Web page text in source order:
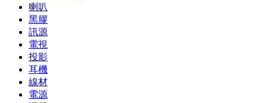
喇叭
黑膠
訊源
電視
投影
耳機
線材
電源